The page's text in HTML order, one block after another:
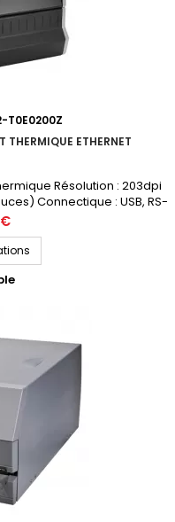
T0E0200Z
THERMIQUE ETHERNET
Résolution : 203dpi
Connectique : USB, RS-
remise) : 5215€ HT
personnalisé